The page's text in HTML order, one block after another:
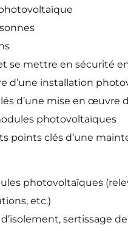
se mettre en sécurité
d’une installation
d’une mise en œuvre
photovoltaïques
points clés d’une
photovoltaïques
etc.)
sertissage